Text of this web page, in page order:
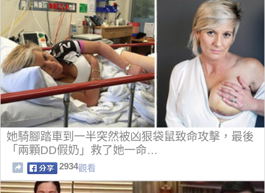
她騎腳踏車到一半突然被凶狠袋鼠致命攻擊，最後
「兩顆DD假奶」救了她一命…
2934觀看